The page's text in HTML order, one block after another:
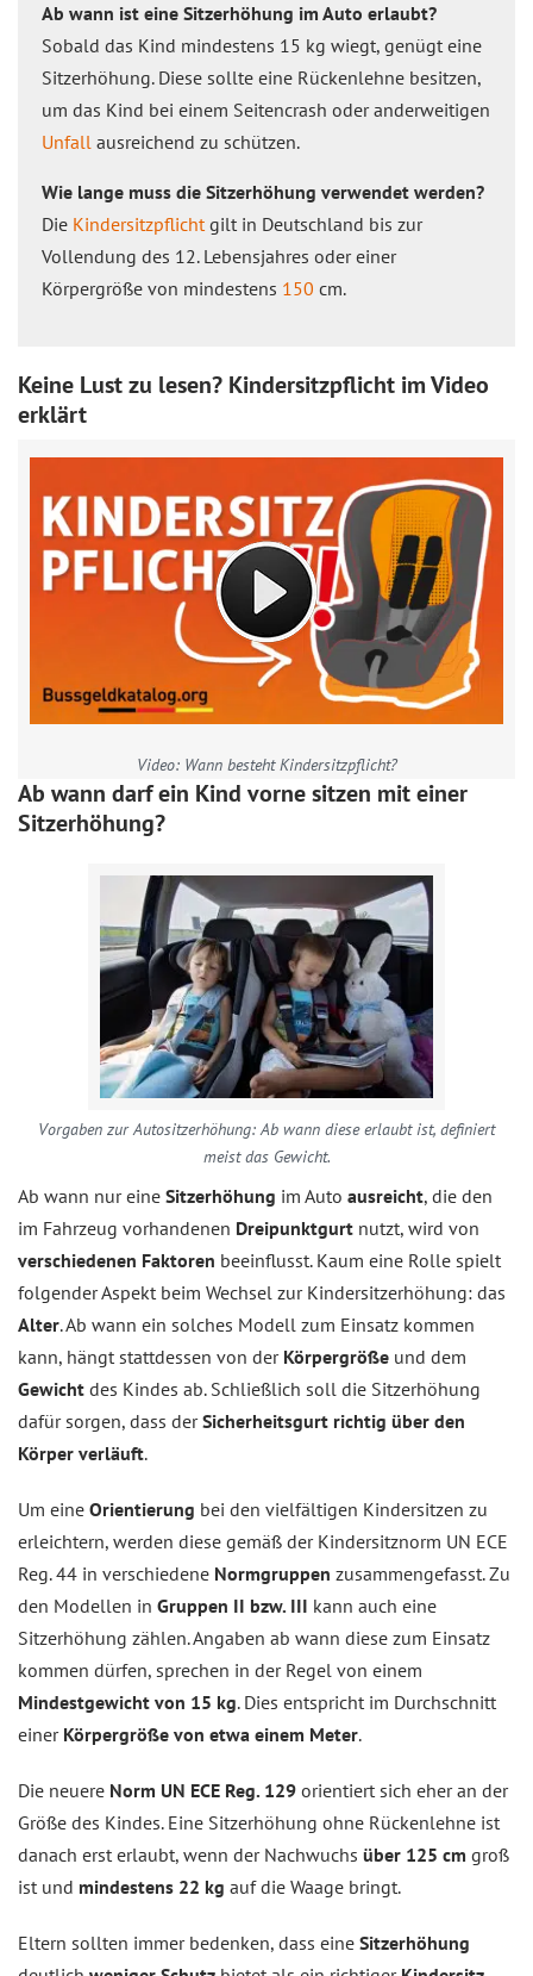
Ab wann ist eine Sitzerhöhung im Auto erlaubt?
Sobald das Kind mindestens 15 kg wiegt, genügt eine
Sitzerhöhung. Diese sollte eine Rückenlehne besitzen,
um das Kind bei einem Seitencrash oder anderweitigen
Unfall ausreichend zu schützen.
Wie lange muss die Sitzerhöhung verwendet werden?
Die Kindersitzpflichtgilt in Deutschland bis zur
Vollendung des 12. Lebensjahres oder einer
Körpergröße von mindestens 150 cm.
Keine Lust zu lesen? Kindersitzpflicht im Video
erklärt
Video: Wann besteht Kindersitzpflicht?
Ab wann darf ein Kind vorne sitzen mit einer
Sitzerhöhung?
Vorgaben zur Autositzerhöhung: Ab wann diese erlaubt ist, definiert
meist das Gewicht.
Ab wann nur eine Sitzerhöhung im Auto ausreicht, die den
im Fahrzeug vorhandenen Dreipunktgurt nutzt, wird von
verschiedenen Faktoren beeinflusst. Kaum eine Rolle spielt
folgender Aspekt beim Wechsel zur Kindersitzerhöhung: das
Alter. Ab wann ein solches Modell zum Einsatz kommen
kann, hängt stattdessen von der Körpergröße und dem
Gewicht des Kindes ab. Schließlich soll die Sitzerhöhung
dafür sorgen, dass derSicherheitsgurt richtig über den
Körper verläuft.
Um eine Orientierung bei den vielfältigen Kindersitzen zu
erleichtern, werden diese gemäß der Kindersitznorm UN ECE
Reg. 44 in verschiedene Normgruppen zusammengefasst. Zu
den Modellen in Gruppen II bzw. III kann auch eine
Sitzerhöhung zählen. Angaben ab wann diese zum Einsatz
kommen dürfen, sprechen in der Regel von einem
Mindestgewicht von 15 kg. Dies entspricht im Durchschnitt
einer Körpergröße von etwa einem Meter.
Die neuere Norm UN ECE Reg. 129 orientiert sich eher an der
Größe des Kindes. Eine Sitzerhöhung ohne Rückenlehne ist
danach erst erlaubt, wenn der Nachwuchs über 125 cm groß
ist und mindestens 22 kg auf die Waage bringt.
Eltern sollten immer bedenken, dass eine Sitzerhöhung